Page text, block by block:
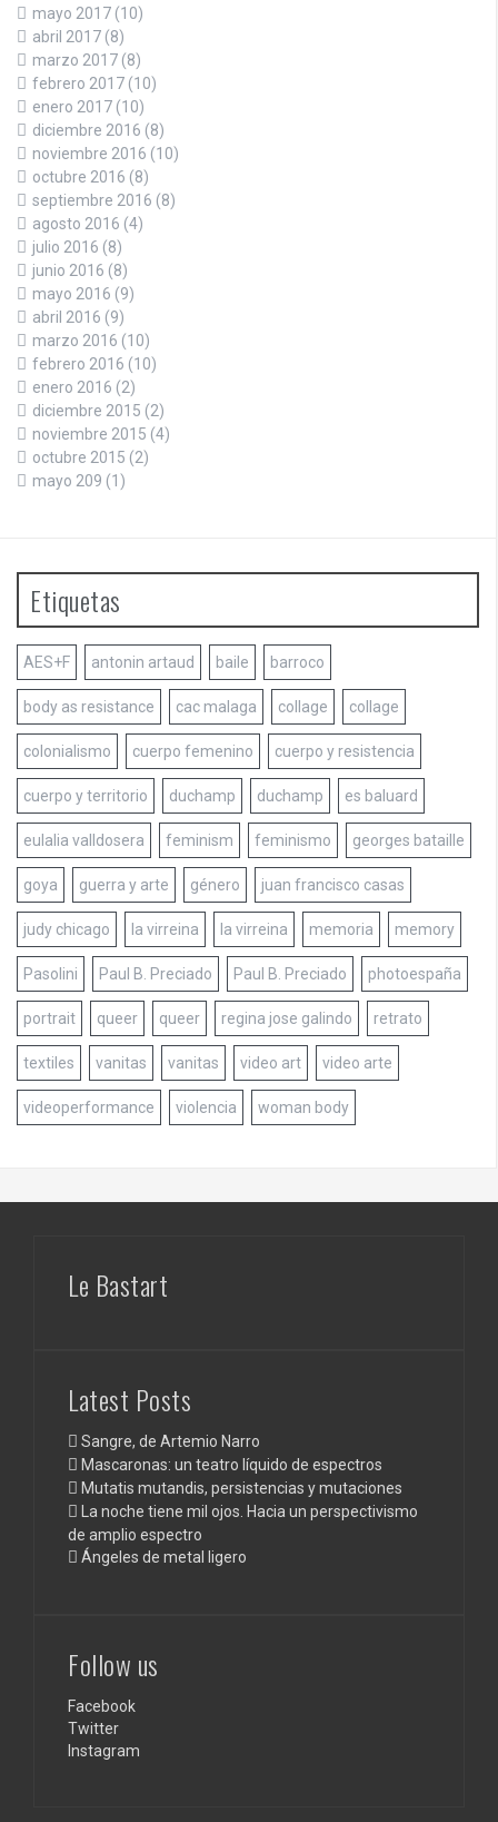
mayo 2017 (10)
abril 2017 (8)
marzo 2017 (8)
febrero 2017 (10)
enero 2017 (10)
diciembre 2016 (8)
noviembre 2016 (10)
octubre 2016 (8)
septiembre 2016 (8)
agosto 2016 (4)
julio 2016 (8)
junio 2016 (8)
mayo 2016 (9)
abril 2016 (9)
marzo 2016 (10)
febrero 2016 (10)
enero 2016 (2)
diciembre 2015 (2)
noviembre 2015 (4)
octubre 2015 (2)
mayo 209 (1)
Etiquetas
AES+F antonin artaud baile barroco
body as resistance cac malaga collage collage
colonialismo cuerpo femenino cuerpo y resistencia
cuerpo y territorio duchamp duchamp es baluard
eulalia valldosera feminism feminismo georges bataille
goya guerra y arte género juan francisco casas
judy chicago la virreina la virreina memoria memory
Pasolini Paul B. Preciado Paul B. Preciado photoespaña
portrait queer queer regina jose galindo retrato
textiles vanitas vanitas video art video arte
videoperformance violencia woman body
Le Bastart
Latest Posts
Sangre, de Artemio Narro
Mascaronas: un teatro líquido de espectros
Mutatis mutandis, persistencias y mutaciones
La noche tiene mil ojos. Hacia un perspectivismo
de amplio espectro
Ángeles de metal ligero
Follow us
Facebook
Twitter
Instagram